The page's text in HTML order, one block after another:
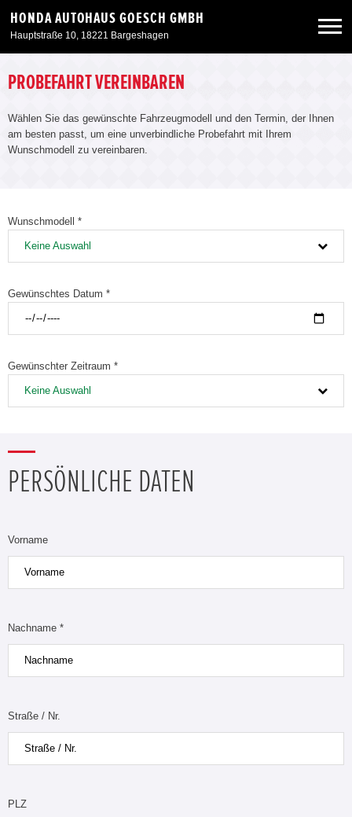
HONDA AUTOHAUS GOESCH GMBH
Hauptstraße 10, 18221 Bargeshagen
Neuwagen
Gebrauchtwagen
Service & Zubehör
Unser Autohaus
PROBEFAHRT VEREINBAREN
Wählen Sie das gewünschte Fahrzeugmodell und den Termin, der Ihnen
am besten passt, um eine unverbindliche Probefahrt mit Ihrem
Wunschmodell zu vereinbaren.
Wunschmodell *
Keine Auswahl
Gewünschtes Datum *
Gewünschter Zeitraum *
Keine Auswahl
PERSÖNLICHE DATEN
Vorname
Nachname *
Straße / Nr.
PLZ